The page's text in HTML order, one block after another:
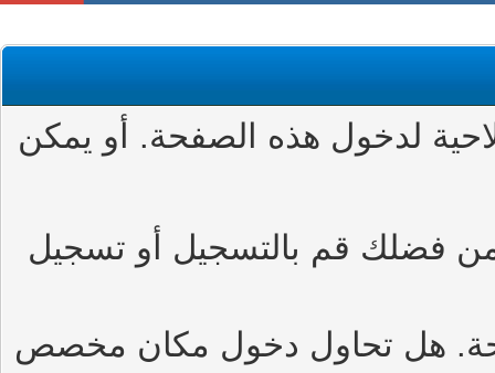
لدخول هذه الصفحة. أو يمكن
فضلك قم بالتسجيل أو تسجيل
هل تحاول دخول مكان مخصص